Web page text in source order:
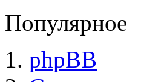
Популярное
phpBB